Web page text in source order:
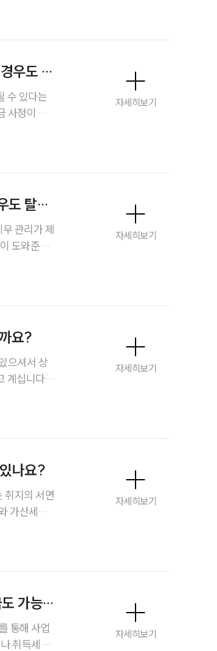
상간자위자료계산기
구성원 소개
언론보도
공지사항
대륜법률상담예약
궁금합
우도 있
수 있다는
사정이 좋
세포탈처
자세히보기
도 탈세
관리가 제
도와준 부
.
자세히보기
요?
으셔서 상
계십니다.
체적으
자세히보기
나요?
취지의 서면
가산세가
지 궁금
자세히보기
가능
통해 사업
취득세 등
자세히보기